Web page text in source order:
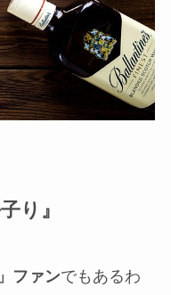
り』
ファンでもあるわ